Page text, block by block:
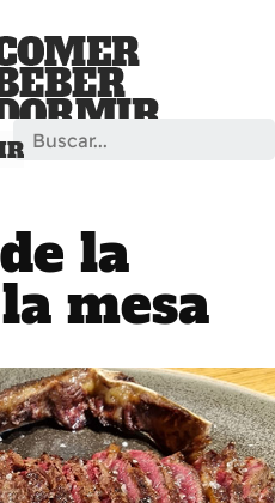
Search
la
mesa